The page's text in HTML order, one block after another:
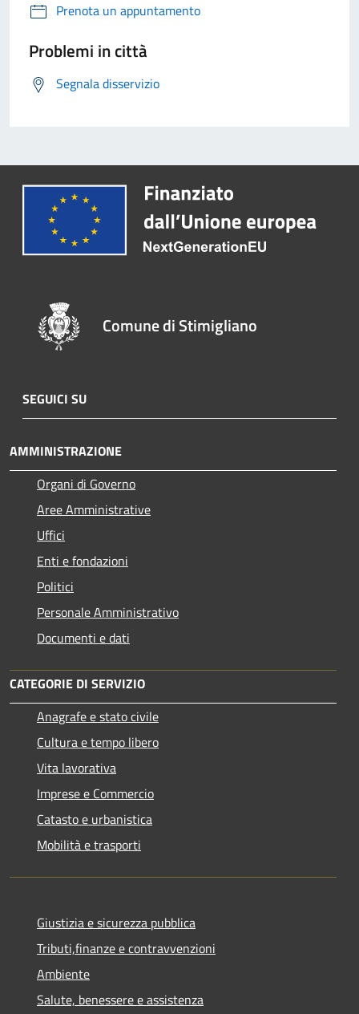
Prenota un appuntamento
Problemi in città
Segnala disservizio
Comune di Stimigliano
SEGUICI SU
AMMINISTRAZIONE
Organi di Governo
Aree Amministrative
Uffici
Enti e fondazioni
Politici
Personale Amministrativo
Documenti e dati
CATEGORIE DI SERVIZIO
Anagrafe e stato civile
Cultura e tempo libero
Vita lavorativa
Imprese e Commercio
Catasto e urbanistica
Mobilità e trasporti
Giustizia e sicurezza pubblica
Tributi,finanze e contravvenzioni
Ambiente
Salute, benessere e assistenza